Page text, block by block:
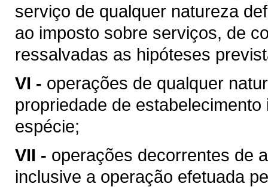
serviço de qualquer natureza
ao imposto sobre serviços, de
ressalvadas as hipóteses
VI - operações de qualquer
propriedade de
espécie;
VII - operações decorrentes de
inclusive a operação efetuada